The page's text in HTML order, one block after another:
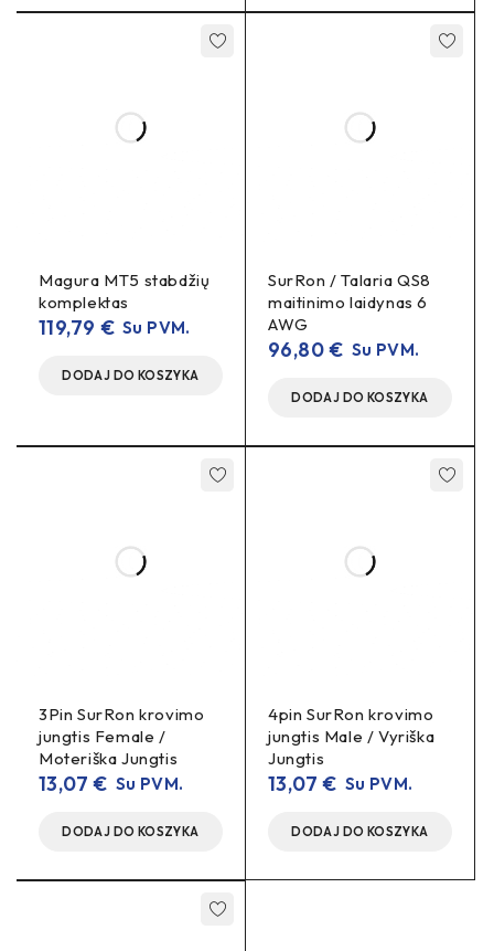
Magura MT5 stabdžių
komplektas
119,79 € Su PVM.
DODAJ DO KOSZYKA
SurRon / Talaria QS8
maitinimo laidynas 6
AWG
96,80€ Su PVM.
DODAJ DO KOSZYKA
3Pin SurRon krovimo
jungtis Female /
Moteriška Jungtis
13,07€ Su PVM.
DODAJ DO KOSZYKA
4pin SurRon krovimo
jungtis Male / Vyriška
Jungtis
13,07€ Su PVM.
DODAJ DO KOSZYKA